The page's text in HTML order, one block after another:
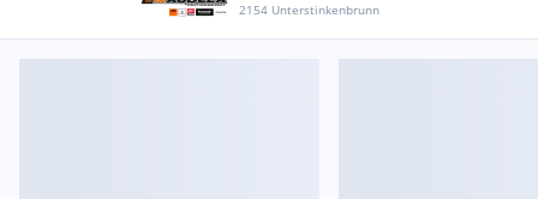
2154 Unterstinkenbrunn